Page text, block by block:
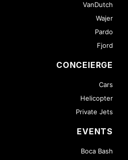
VanDutch
Wajer
Pardo
Fjord
CONCEIERGE
Cars
Helicopter
Private Jets
EVENTS
Boca Bash